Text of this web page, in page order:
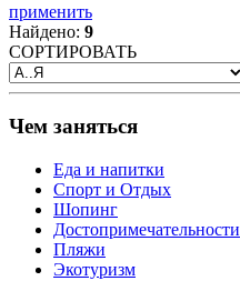
применить
Найдено: 9
СОРТИРОВАТЬ
Чем заняться
Еда и напитки
Спорт и Отдых
Шопинг
Достопримечательности
Пляжи
Экотуризм